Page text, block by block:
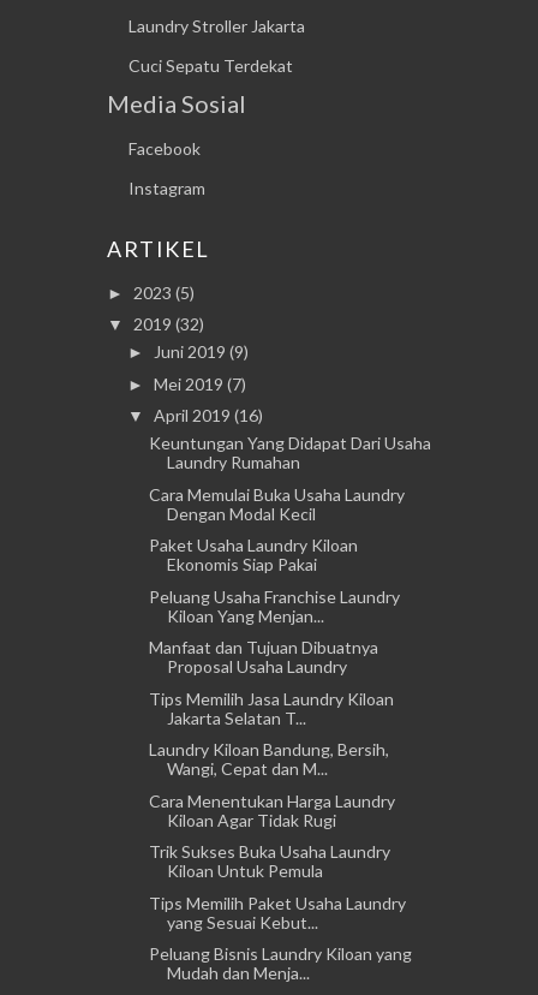
Laundry Stroller Jakarta
Cuci Sepatu Terdekat
Media Sosial
Facebook
Instagram
ARTIKEL
► 2023 (5)
▼ 2019 (32)
► Juni 2019 (9)
► Mei 2019 (7)
▼ April 2019 (16)
Keuntungan Yang Didapat Dari Usaha
Laundry Rumahan
Cara Memulai Buka Usaha Laundry
Dengan Modal Kecil
Paket Usaha Laundry Kiloan
Ekonomis Siap Pakai
Peluang Usaha Franchise Laundry
Kiloan Yang Menjan...
Manfaat dan Tujuan Dibuatnya
Proposal Usaha Laundry
Tips Memilih Jasa Laundry Kiloan
Jakarta Selatan T...
Laundry Kiloan Bandung, Bersih,
Wangi, Cepat dan M...
Cara Menentukan Harga Laundry
Kiloan Agar Tidak Rugi
Trik Sukses Buka Usaha Laundry
Kiloan Untuk Pemula
Tips Memilih Paket Usaha Laundry
yang Sesuai Kebut...
Peluang Bisnis Laundry Kiloan yang
Mudah dan Menja...